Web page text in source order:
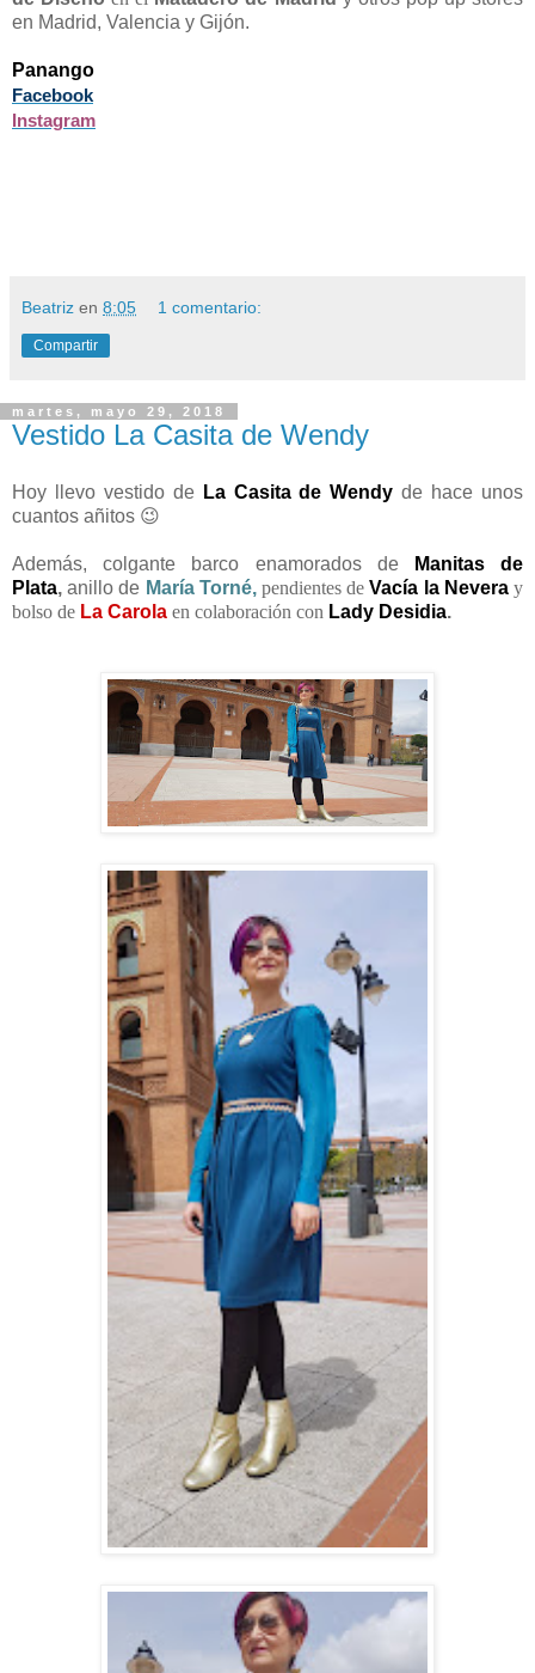
en Madrid, Valencia y Gijón.
Panango
Facebook
Instagram
Beatriz en 8:05 1 comentario:
Compartir
martes, mayo 29, 2018
Vestido La Casita de Wendy
Hoy llevo vestido de La Casita de Wendy de hace unos
cuantos añitos 😉
Además, colgante barco enamorados de
Manitas de
Plata, anillo de María Torné,pendientes deVacía la Neveray
bolso de La Carola en colaboración con Lady Desidia.